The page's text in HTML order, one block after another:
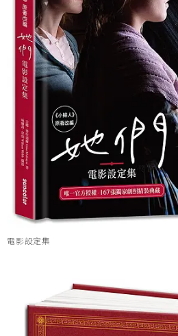
電影設定集